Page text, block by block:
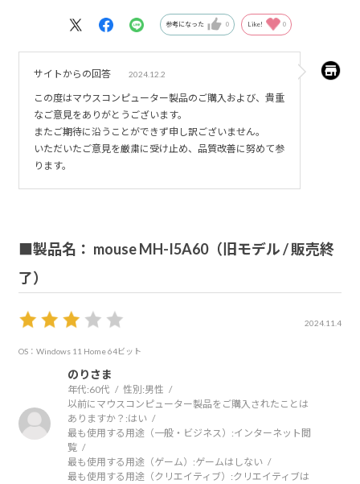
参考になった 0 Like! 0
サイトからの回答 2024.12.2
この度はマウスコンピューター製品のご購入および、貴重
なご意見をありがとうございます。
またご期待に沿うことができず申し訳ございません。
いただいたご意見を厳粛に受け止め、品質改善に努めて参
ります。
■製品名： mouse MH-I5A60（旧モデル / 販売終
了）
2024.11.4
OS：Windows 11 Home 64ビット
のりさま
年代:60代 性別:男性
以前にマウスコンピューター製品をご購入されたことは
ありますか？:はい
最も使用する用途（一般・ビジネス）:インターネット閲
覧
最も使用する用途（ゲーム）:ゲームはしない
最も使用する用途（クリエイティブ）:クリエイティブは